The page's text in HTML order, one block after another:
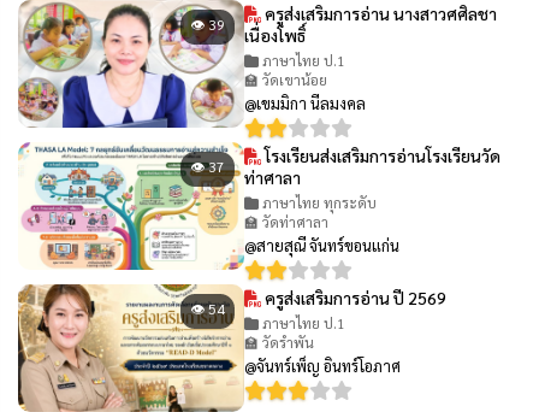
👁 39
ครูส่งเสริมการอ่าน นางสาวศศิลชา
เนื่องโพธิ์
ภาษาไทย ป.1
🏫 วัดเขาน้อย
@เขมมิกา นีลมงคล
👁 37
โรงเรียนส่งเสริมการอ่านโรงเรียนวัด
ท่าศาลา
ภาษาไทย ทุกระดับ
🏫 วัดท่าศาลา
@สายสุณี จันทร์ขอนแก่น
👁 54 ครูส่งเสริมการอ่าน ปี 2569
ภาษาไทย ป.1
🏫 วัดรำพัน
@จันทร์เพ็ญ อินทร์โอภาศ